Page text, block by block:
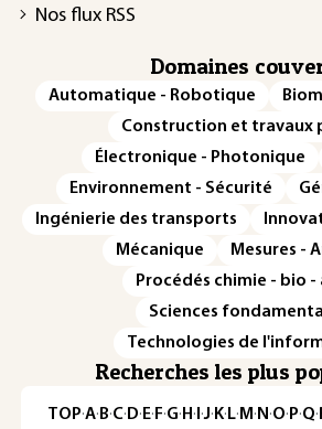
Nos flux RSS
Domaines
Automatique - Robotique
Construction et travaux
Électronique - Photonique
Environnement - Sécurité
Ingénierie des transports
Mécanique
Mesures -
Procédés chimie - bio -
Sciences
Technologies de
Recherches les plus
TOP·A·B·C· D· E· F·G· H · ·J· K· L· M · N ·O· P·Q·